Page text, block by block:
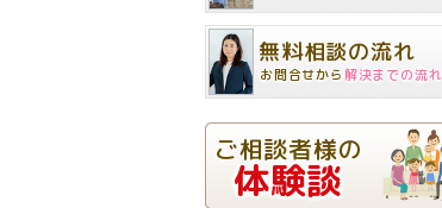
無料相談の流れ
お問合せから解決までの流れ
ご相談者様の
体験談